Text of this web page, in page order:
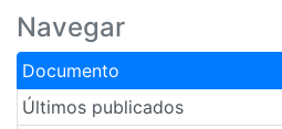
Navegar
Documento
Últimos publicados